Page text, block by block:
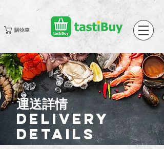
購物車
運送詳情
Delivery
Details